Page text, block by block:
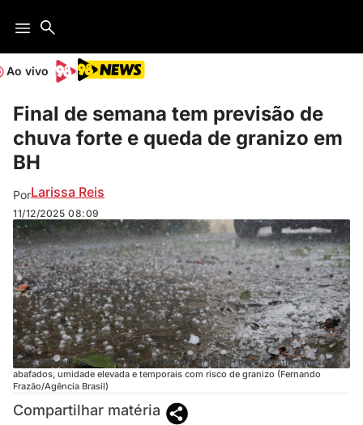
Ao vivo
Final de semana tem previsão de
chuva forte e queda de granizo em
BH
PorLarissa Reis
11/12/2025 08:09
Entre esta quinta-feira (11/12) e domingo (14/12), BH deve registrar dias
abafados, umidade elevada e temporais com risco de granizo (Fernando
Frazão/Agência Brasil)
Compartilhar matéria